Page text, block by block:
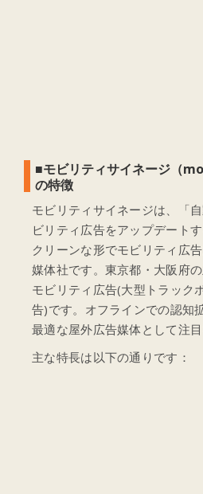
■モビリティサイネージ（
の特徴
モビリティサイネージは、「
ビリティ広告をアップデート
クリーンな形でモビリティ広
媒体社です。東京都・大阪府
モビリティ広告(大型トラック
告)です。オフラインでの認知
最適な屋外広告媒体として注目
主な特長は以下の通りです：